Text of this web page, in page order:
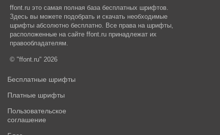
ffont.ru это самая полная база бесплатных шрифтов.
Здесь вы можете подобрать и скачать необходимые
шрифты абсолютно бесплатно. Все права на шрифты,
расположенные на сайте ffont.ru принадлежат их
правообладателям.
© "ffont.ru" 2026
Бесплатные шрифты
Платные шрифты
Пользовательское
соглашение